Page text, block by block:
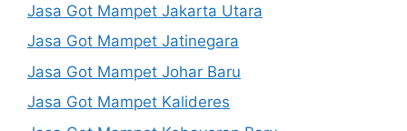
Jasa Got Mampet Jakarta Utara
Jasa Got Mampet Jatinegara
Jasa Got Mampet Johar Baru
Jasa Got Mampet Kalideres